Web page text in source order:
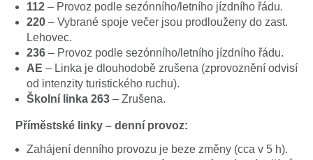
112 – Provoz podle sezónního/letního jízdního řádu.
220 – Vybrané spoje večer jsou prodlouženy do zast.
Lehovec.
236 – Provoz podle sezónního/letního jízdního řádu.
AE – Linka je dlouhodobě zrušena (zprovoznění odvisí
od intenzity turistického ruchu).
Školní linka 263 – Zrušena.
Příměstské linky – denní provoz:
Zahájení denního provozu je beze změny (cca v 5 h).